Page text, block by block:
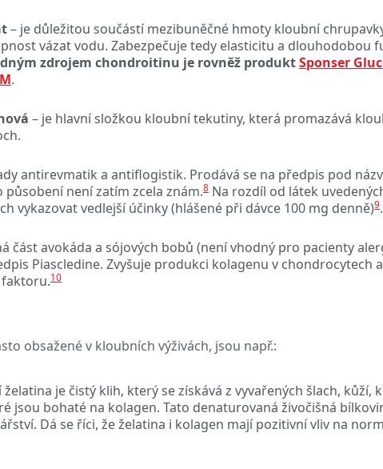
– je důležitou součástí mezibuněčné hmoty kloubní
vázat vodu. Zabezpečuje tedy elasticitu a dlouhodobou
zdrojem chondroitinu je rovněž produktSponser
.
– je hlavní složkou kloubní tekutiny, která promazává
antirevmatik a antiflogistik. Prodává se na předpis pod
působení není zatím zcela znám.8 Na rozdíl od látek
vykazovat vedlejší účinky (hlášené při dávce 100 mg denně)9.
část avokáda a sójových bobů (není vhodný pro pacienty
Piascledine. Zvyšuje produkci kolagenu v chondrocytech
10
obsažené v kloubních výživách, jsou např.:
je čistý klih, který se získává z vyvařených šlach, kůží,
jsou bohaté na kolagen. Tato denaturovaná živočišná
Dá se říci, že želatina i kolagen mají pozitivní vliv na